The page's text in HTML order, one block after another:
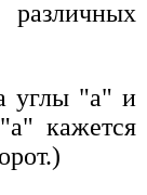
углы "а" и
кажется